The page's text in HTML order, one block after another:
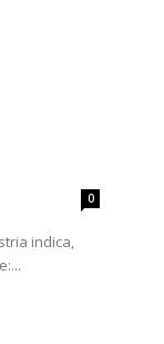
0
indica,